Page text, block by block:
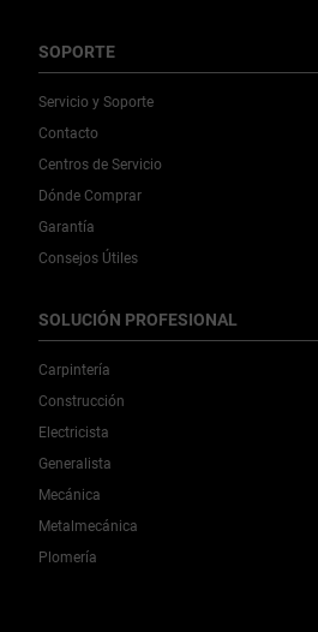
SOPORTE
Servicio y Soporte
Contacto
Centros de Servicio
Dónde Comprar
Garantía
Consejos Útiles
SOLUCIÓN PROFESIONAL
Carpintería
Construcción
Electricista
Generalista
Mecánica
Metalmecánica
Plomería